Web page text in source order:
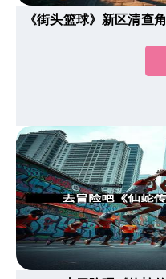
《街头篮球》新区清查